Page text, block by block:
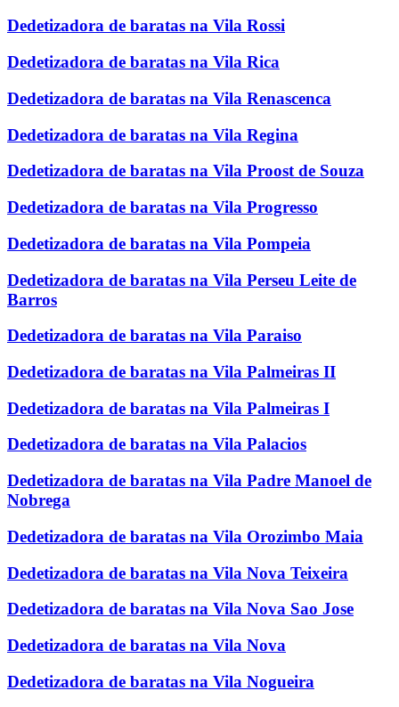
Dedetizadora de baratas na Vila Rossi
Dedetizadora de baratas na Vila Rica
Dedetizadora de baratas na Vila Renascenca
Dedetizadora de baratas na Vila Regina
Dedetizadora de baratas na Vila Proost de Souza
Dedetizadora de baratas na Vila Progresso
Dedetizadora de baratas na Vila Pompeia
Dedetizadora de baratas na Vila Perseu Leite de
Barros
Dedetizadora de baratas na Vila Paraiso
Dedetizadora de baratas na Vila Palmeiras II
Dedetizadora de baratas na Vila Palmeiras I
Dedetizadora de baratas na Vila Palacios
Dedetizadora de baratas na Vila Padre Manoel de
Nobrega
Dedetizadora de baratas na Vila Orozimbo Maia
Dedetizadora de baratas na Vila Nova Teixeira
Dedetizadora de baratas na Vila Nova Sao Jose
Dedetizadora de baratas na Vila Nova
Dedetizadora de baratas na Vila Nogueira